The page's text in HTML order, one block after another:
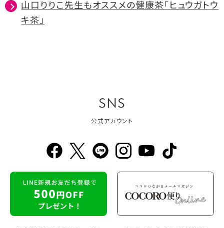
山口りりこ先生もオススメの健康茶「ヒュウガトウ
キ茶」
SNS
公式アカウント